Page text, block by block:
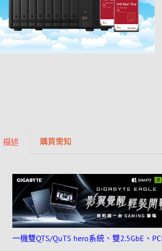
描述 購買需知
一機雙QTS/QuTS hero系統、雙2.5GbE、